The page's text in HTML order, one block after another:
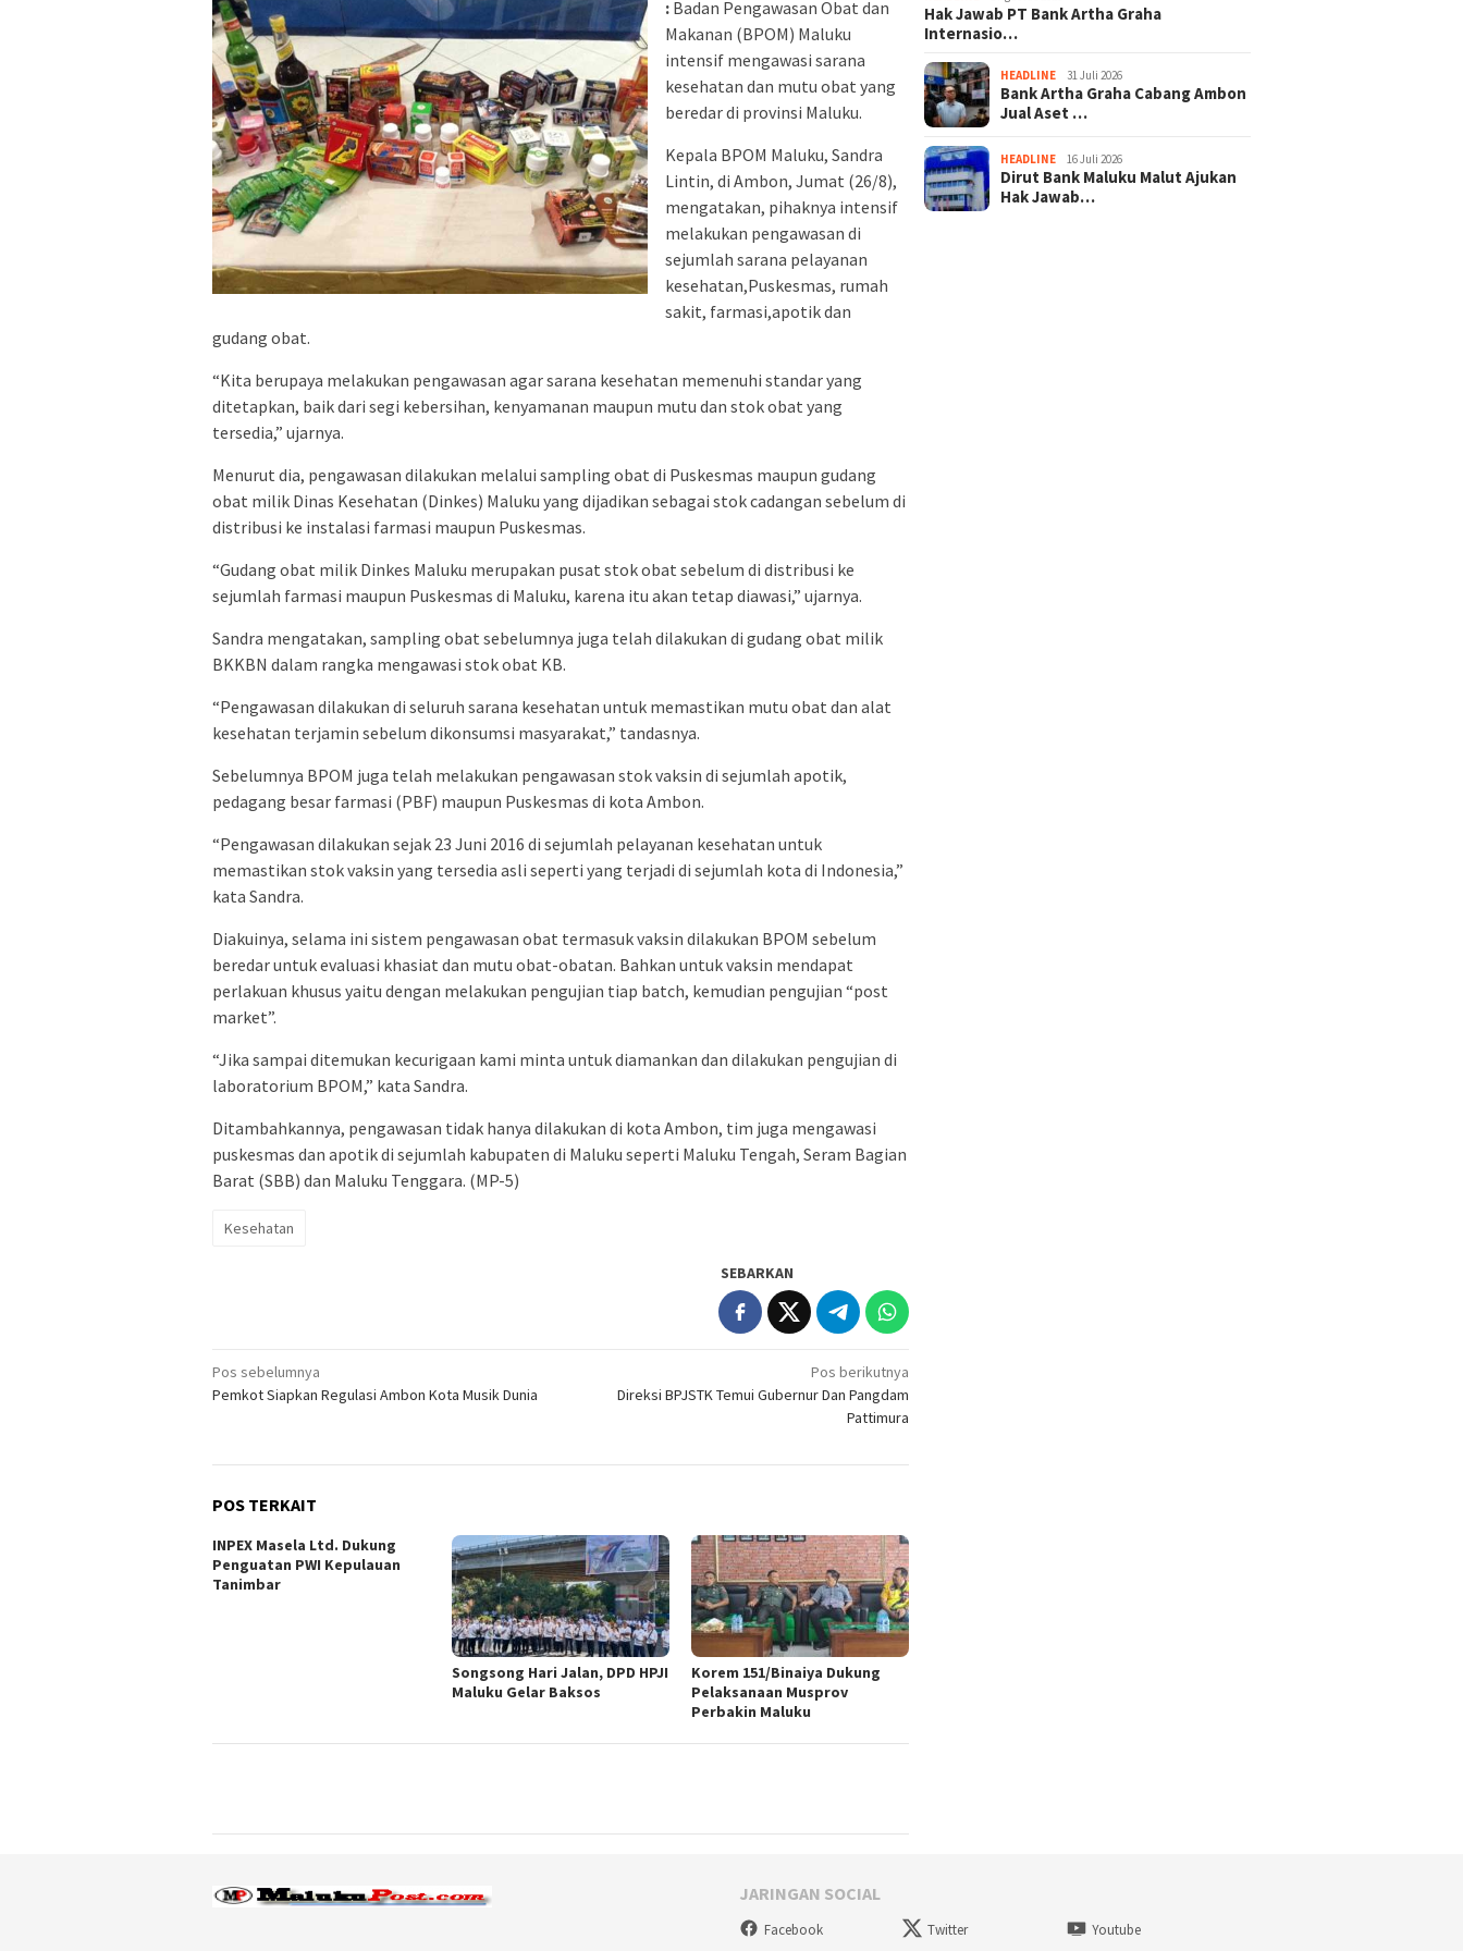
: Badan Pengawasan Obat dan
Makanan (BPOM) Maluku
intensif mengawasi sarana
kesehatan dan mutu obat yang
beredar di provinsi Maluku.
Kepala BPOM Maluku, Sandra
Lintin, di Ambon, Jumat (26/8),
mengatakan, pihaknya intensif
melakukan pengawasan di
sejumlah sarana pelayanan
kesehatan,Puskesmas, rumah
sakit, farmasi,apotik dan
gudang obat.
“Kita berupaya melakukan pengawasan agar sarana kesehatan memenuhi standar yang
ditetapkan, baik dari segi kebersihan, kenyamanan maupun mutu dan stok obat yang
tersedia,” ujarnya.
Menurut dia, pengawasan dilakukan melalui sampling obat di Puskesmas maupun gudang
obat milik Dinas Kesehatan (Dinkes) Maluku yang dijadikan sebagai stok cadangan sebelum di
distribusi ke instalasi farmasi maupun Puskesmas.
“Gudang obat milik Dinkes Maluku merupakan pusat stok obat sebelum di distribusi ke
sejumlah farmasi maupun Puskesmas di Maluku, karena itu akan tetap diawasi,” ujarnya.
Sandra mengatakan, sampling obat sebelumnya juga telah dilakukan di gudang obat milik
BKKBN dalam rangka mengawasi stok obat KB.
“Pengawasan dilakukan di seluruh sarana kesehatan untuk memastikan mutu obat dan alat
kesehatan terjamin sebelum dikonsumsi masyarakat,” tandasnya.
Sebelumnya BPOM juga telah melakukan pengawasan stok vaksin di sejumlah apotik,
pedagang besar farmasi (PBF) maupun Puskesmas di kota Ambon.
“Pengawasan dilakukan sejak 23 Juni 2016 di sejumlah pelayanan kesehatan untuk
memastikan stok vaksin yang tersedia asli seperti yang terjadi di sejumlah kota di Indonesia,”
kata Sandra.
Diakuinya, selama ini sistem pengawasan obat termasuk vaksin dilakukan BPOM sebelum
beredar untuk evaluasi khasiat dan mutu obat-obatan. Bahkan untuk vaksin mendapat
perlakuan khusus yaitu dengan melakukan pengujian tiap batch, kemudian pengujian “post
market”.
“Jika sampai ditemukan kecurigaan kami minta untuk diamankan dan dilakukan pengujian di
laboratorium BPOM,” kata Sandra.
Ditambahkannya, pengawasan tidak hanya dilakukan di kota Ambon, tim juga mengawasi
puskesmas dan apotik di sejumlah kabupaten di Maluku seperti Maluku Tengah, Seram Bagian
Barat (SBB) dan Maluku Tenggara. (MP-5)
Kesehatan
SEBARKAN
Navigasi
pos
Pos sebelumnya
Pemkot Siapkan Regulasi Ambon Kota Musik Dunia
Pos berikutnya
Direksi BPJSTK Temui Gubernur Dan Pangdam
Pattimura
POS TERKAIT
INPEX Masela Ltd. Dukung
Penguatan PWI Kepulauan
Tanimbar
Songsong Hari Jalan, DPD HPJI
Maluku Gelar Baksos
Korem 151/Binaiya Dukung
Pelaksanaan Musprov
Perbakin Maluku
Hak Jawab PT Bank Artha Graha
Internasio…
HEADLINE 31 Juli 2026
Bank Artha Graha Cabang Ambon
Jual Aset …
HEADLINE 16 Juli 2026
Dirut Bank Maluku Malut Ajukan
Hak Jawab…
JARINGAN SOCIAL
Facebook Twitter Youtube